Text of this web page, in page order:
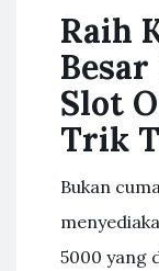
Raih
Slot
Trik
Bukan
5000 yang